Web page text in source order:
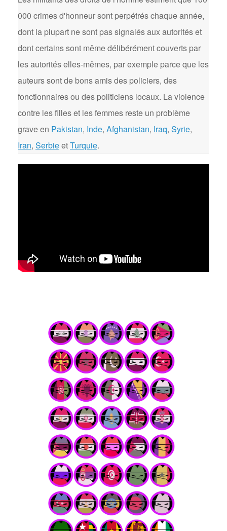
000 crimes d'honneur sont perpétrés chaque année,
dont la plupart ne sont pas signalés aux autorités et
dont certains sont même délibérément couverts par
les autorités elles-mêmes, par exemple parce que les
auteurs sont de bons amis des policiers, des
fonctionnaires ou des politiciens locaux. La violence
contre les filles et les femmes reste un problème
grave en Pakistan, Inde, Afghanistan, Iraq, Syrie,
Iran, SerbieetTurquie.